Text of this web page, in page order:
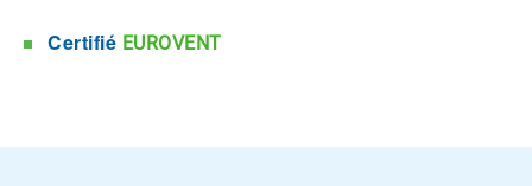
Certifié EUROVENT